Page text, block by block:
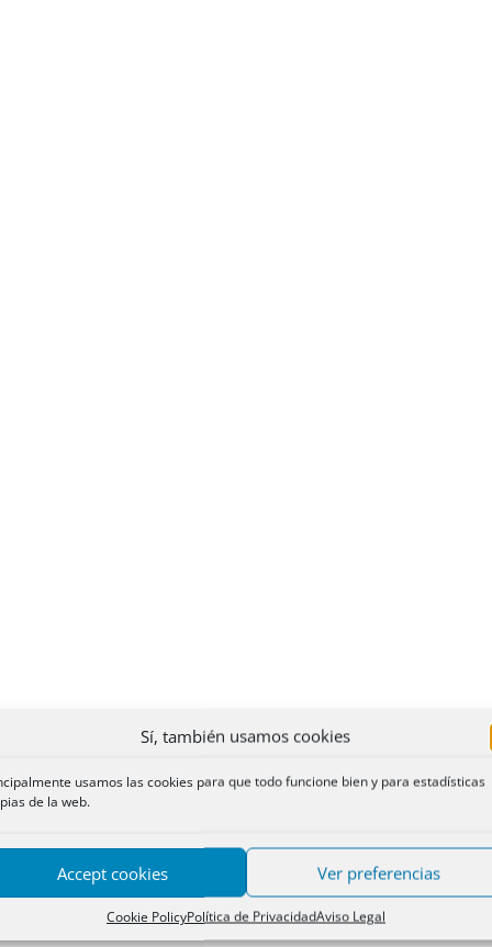
Sí, también usamos cookies
usamos las cookies para que todo funcione bien y para estadísticas
de la web.
Accept cookies Ver preferencias
Cookie PolicyPolítica de PrivacidadAviso Legal